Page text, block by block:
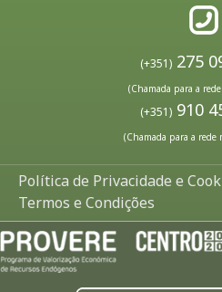
(+351) 275
(Chamada para a
(+351) 910
(Chamada para a rede
Política de Privacidade e
Termos e Condições